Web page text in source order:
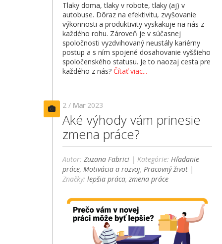
Tlaky doma, tlaky v robote, tlaky (aj) v
autobuse. Dôraz na efektivitu, zvyšovanie
výkonnosti a produktivity vyskakuje na nás z
každého rohu. Zároveň je v súčasnej
spoločnosti vyzdvihovaný neustály kariérny
postup a s ním spojené dosahovanie vyššieho
spoločenského statusu. Je to naozaj cesta pre
každého z nás? Čítať viac...
2 / Mar 2023
Aké výhody vám prinesie
zmena práce?
Autor:Zuzana Fabrici | Kategórie:Hľadanie
práce,Motivácia a rozvoj,Pracovný život |
Značky:lepšia práca,zmena práce